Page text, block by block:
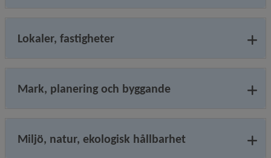
Lokaler, fastigheter
Mark, planering och byggande
Miljö, natur, ekologisk hållbarhet